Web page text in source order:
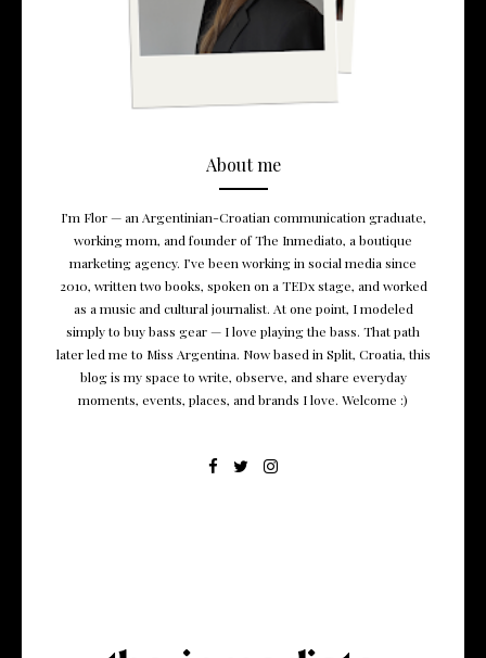
About me
I’m Flor — an Argentinian-Croatian communication graduate,
working mom, and founder of The Inmediato, a boutique
marketing agency. I’ve been working in social media since
2010, written two books, spoken on a TEDx stage, and worked
as a music and cultural journalist. At one point, I modeled
simply to buy bass gear — I love playing the bass. That path
later led me to Miss Argentina. Now based in Split, Croatia, this
blog is my space to write, observe, and share everyday
moments, events, places, and brands I love. Welcome :)